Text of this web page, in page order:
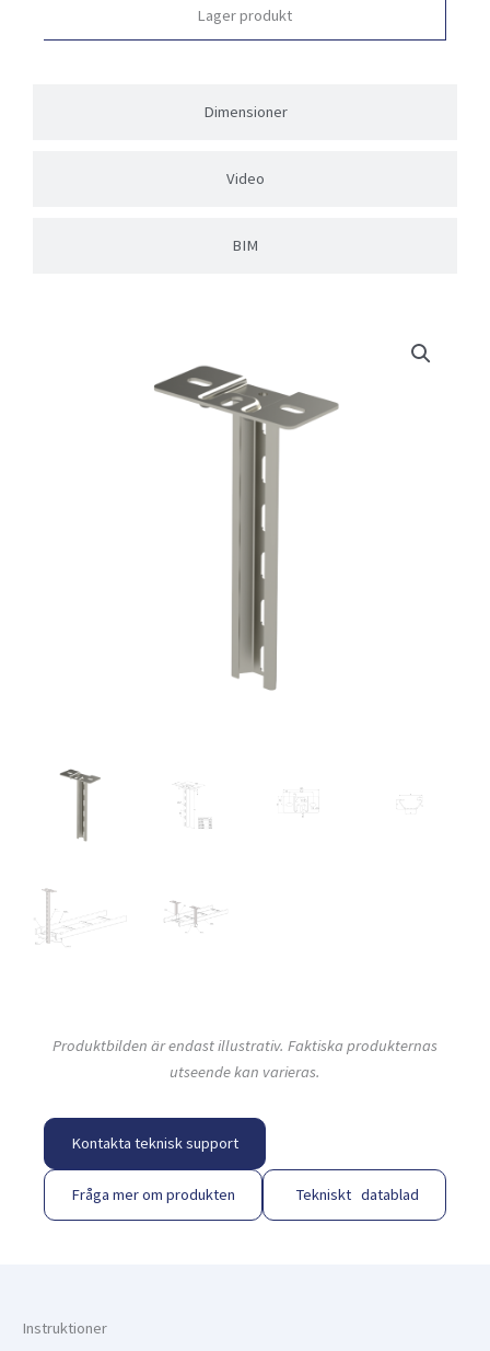
Dimensioner
Video
BIM
Lager produkt
Produktbilden är endast illustrativ. Faktiska produkternas
utseende kan varieras.
Kontakta teknisk support
Fråga mer om produkten Tekniskt datablad
Instruktioner